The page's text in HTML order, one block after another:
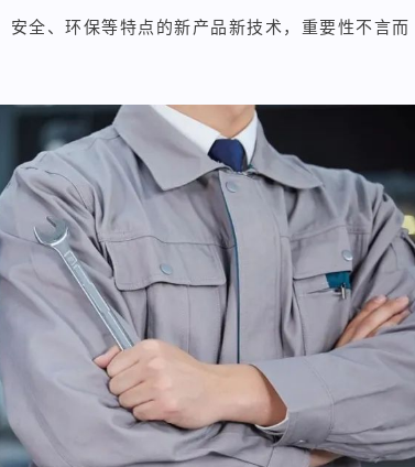
全、环保等特点的新产品新技术，重要性不言而